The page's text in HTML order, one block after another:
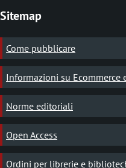
Sitemap
Come pubblicare
Informazioni su Ecommerce
Norme editoriali
Open Access
Ordini per librerie e